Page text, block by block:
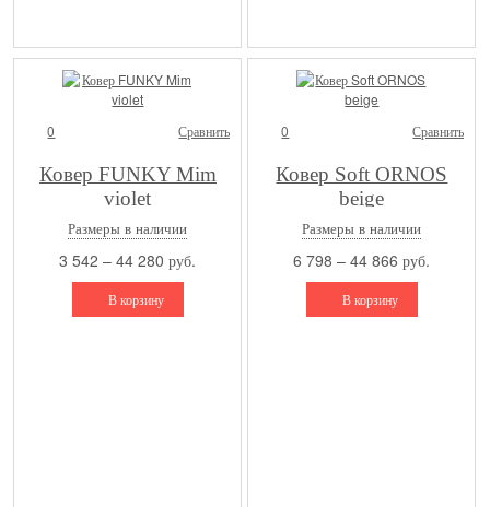
0 Сравнить
Ковер FUNKY Mim
violet
Размеры в наличии
3 542 – 44 280 руб.
В корзину
0 Сравнить
Ковер Soft ORNOS
beige
Размеры в наличии
6 798 – 44 866 руб.
В корзину